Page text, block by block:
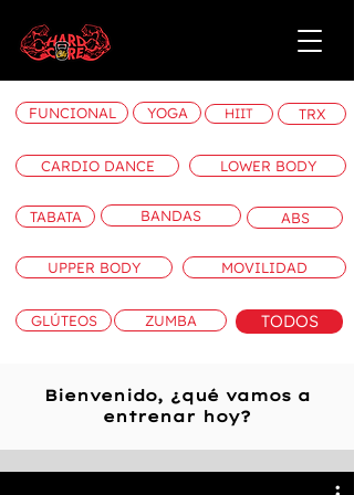
FUNCIONAL YOGA HIIT TRX
CARDIO DANCE LOWER BODY
TABATA BANDAS ABS
UPPER BODY MOVILIDAD
GLÚTEOS ZUMBA TODOS
Bienvenido, ¿qué vamos a
entrenar hoy?